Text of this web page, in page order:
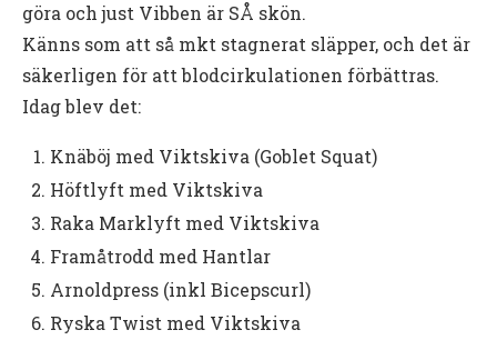
göra och just Vibben är SÅ skön.
Känns som att så mkt stagnerat släpper, och det är
säkerligen för att blodcirkulationen förbättras.
Idag blev det:
Knäböj med Viktskiva (Goblet Squat)
Höftlyft med Viktskiva
Raka Marklyft med Viktskiva
Framåtrodd med Hantlar
Arnoldpress (inkl Bicepscurl)
Ryska Twist med Viktskiva